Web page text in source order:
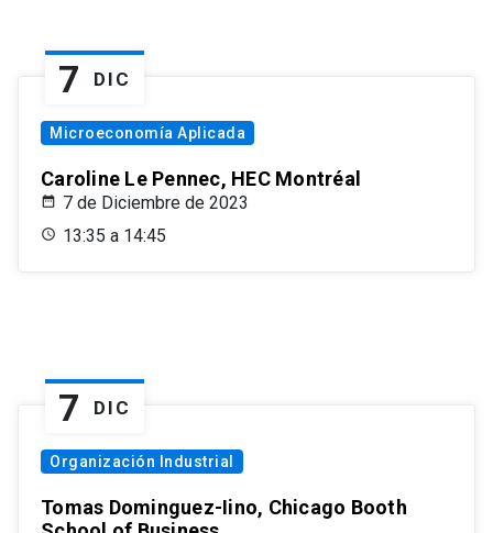
7 DIC
Microeconomía Aplicada
Caroline Le Pennec, HEC Montréal
7 de Diciembre de 2023
13:35 a 14:45
7 DIC
Organización Industrial
Tomas Dominguez-Iino, Chicago Booth